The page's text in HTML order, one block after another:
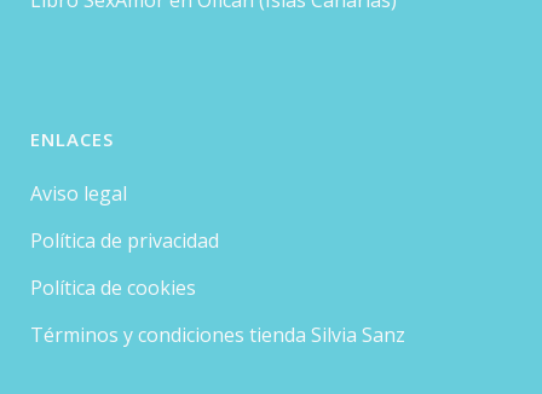
ENLACES
Aviso legal
Política de privacidad
Política de cookies
Términos y condiciones tienda Silvia Sanz